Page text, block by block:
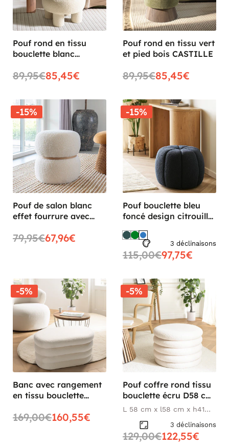
Pouf rond en tissu
bouclette blanc
89,95€85,45€
Pouf rond en tissu vert
et pied bois CASTILLE
89,95€85,45€
-15%
Pouf de salon blanc
effet fourrure avec
79,95€67,96€
-15%
Pouf bouclette bleu
foncé design citrouille
3 déclinaisons
115,00€97,75€
-5%
Banc avec rangement
en tissu bouclette
169,00€160,55€
-5%
Pouf coffre rond tissu
bouclette écru D58 cm
COLOMBUS
L 58 cm x l58 cm x h41
3 déclinaisons
129,00€122,55€